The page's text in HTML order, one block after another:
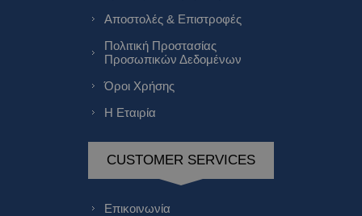
Αποστολές & Επιστροφές
Πολιτική Προστασίας
Προσωπικών Δεδομένων
Όροι Χρήσης
Η Εταιρία
CUSTOMER SERVICES
Επικοινωνία